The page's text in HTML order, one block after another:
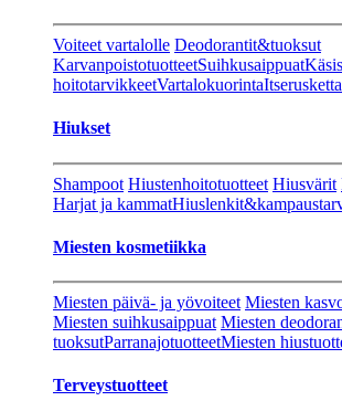
Voiteet vartalolle Deodorantit&tuoksut
KarvanpoistotuotteetSuihkusaippuat
hoitotarvikkeetVartalokuorinta
Hiukset
Shampoot Hiustenhoitotuotteet Hiusvärit
Harjat ja kammat
Miesten kosmetiikka
Miesten päivä- ja yövoiteet Miesten
Miesten suihkusaippuat Miesten
tuoksutParranajotuotteetMiesten
Terveystuotteet